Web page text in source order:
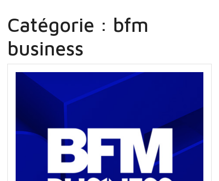
Catégorie : bfm
business